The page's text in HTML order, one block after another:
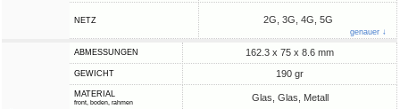
NETZ 2G, 3G, 4G, 5G
genauer ↓
ABMESSUNGEN 162.3 x 75 x 8.6 mm
GEWICHT 190 gr
MATERIAL
front, boden, rahmen Glas, Glas, Metall